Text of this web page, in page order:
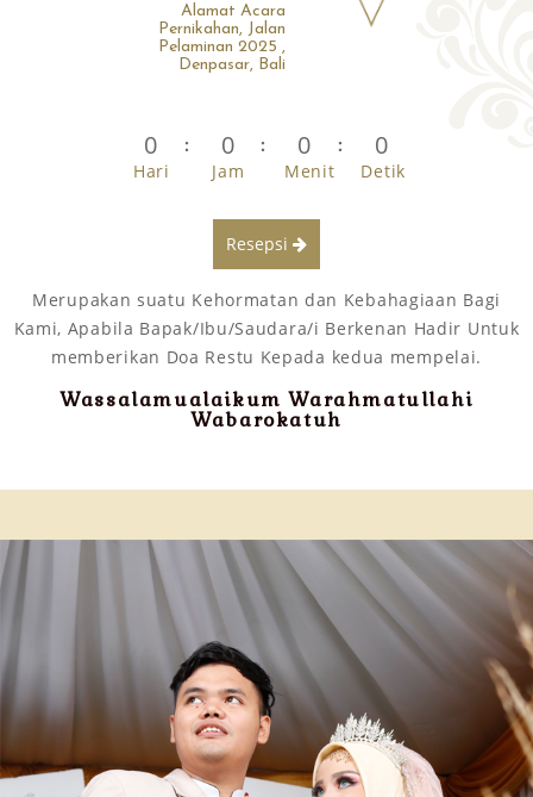
Alamat Acara
Pernikahan, Jalan
Pelaminan 2025 ,
Denpasar, Bali
0
Hari
0
Jam
0
Menit
0
Detik
Resepsi
Merupakan suatu Kehormatan dan Kebahagiaan Bagi
Kami, Apabila Bapak/Ibu/Saudara/i Berkenan Hadir Untuk
memberikan Doa Restu Kepada kedua mempelai.
Wassalamualaikum Warahmatullahi
Wabarokatuh